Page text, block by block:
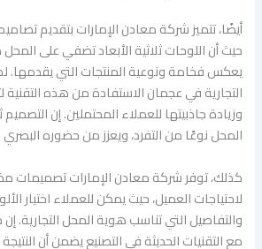
حيث أن اللوحات ثلاثية الأبعاد تضفي على المحل
يعكس فخامة ونوعية المنتجات التي يقدمها.
التجارية في عجمان الاستفادة من هذه
وزيادة جاذبيتها للعملاء المحتملين. إن التصميم
المحل نوعًا من التفرد، ويعزز من حضوره
كذلك، توفر شركة معادن الإمارات تصميمات
لاحتياجات العميل، حيث يمكن للعملاء اختيار
والتفاصيل التي تناسب هوية المحل التجارية.
مع التقنيات الحديثة في التصنيع يضمن أن